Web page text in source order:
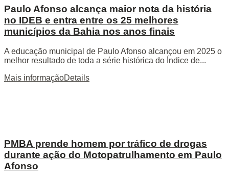
Paulo Afonso alcança maior nota da história
no IDEB e entra entre os 25 melhores
municípios da Bahia nos anos finais
A educação municipal de Paulo Afonso alcançou em 2025 o
melhor resultado de toda a série histórica do Índice de...
Mais informaçãoDetails
PMBA prende homem por tráfico de drogas
durante ação do Motopatrulhamento em Paulo
Afonso